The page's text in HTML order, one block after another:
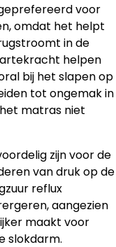
voor
omdat het helpt
in de
helpen
bij het slapen op
tot ongemak in
matras niet
zijn voor de
van druk op de
reflux
aangezien
maakt voor
slokdarm.